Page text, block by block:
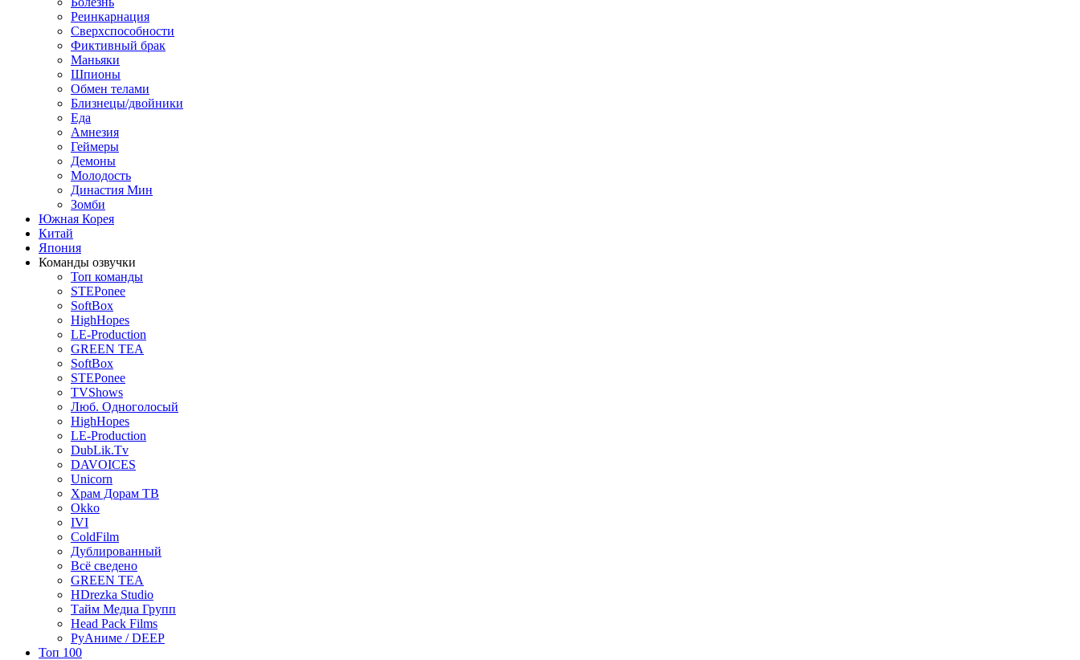
Реинкарнация
Сверхспособности
Фиктивный брак
Маньяки
Шпионы
Обмен телами
Близнецы/двойники
Еда
Амнезия
Геймеры
Демоны
Молодость
Династия Мин
Зомби
Южная Корея
Китай
Япония
Команды озвучки
Топ команды
STEPonee
SoftBox
HighHopes
LE-Production
GREEN TEA
SoftBox
STEPonee
TVShows
Люб. Одноголосый
HighHopes
LE-Production
DubLik.Tv
DAVOICES
Unicorn
Храм Дорам ТВ
Okko
IVI
ColdFilm
Дублированный
Всё сведено
GREEN TEA
HDrezka Studio
Тайм Медиа Групп
Head Pack Films
РуАниме / DEEP
Топ 100